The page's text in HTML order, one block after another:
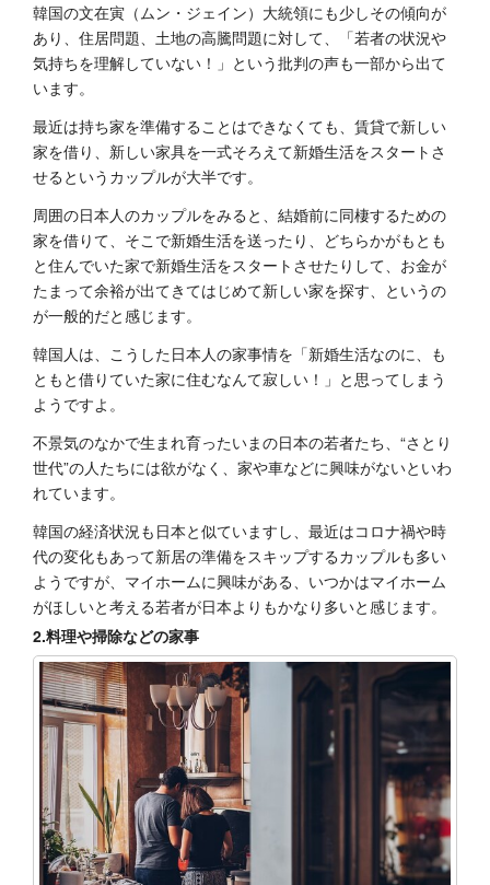
韓国の文在寅（ムン・ジェイン）大統領にも少しその傾向が
あり、住居問題、土地の高騰問題に対して、「若者の状況や
気持ちを理解していない！」という批判の声も一部から出て
います。
最近は持ち家を準備することはできなくても、賃貸で新しい
家を借り、新しい家具を一式そろえて新婚生活をスタートさ
せるというカップルが大半です。
周囲の日本人のカップルをみると、結婚前に同棲するための
家を借りて、そこで新婚生活を送ったり、どちらかがもとも
と住んでいた家で新婚生活をスタートさせたりして、お金が
たまって余裕が出てきてはじめて新しい家を探す、というの
が一般的だと感じます。
韓国人は、こうした日本人の家事情を「新婚生活なのに、も
ともと借りていた家に住むなんて寂しい！」と思ってしまう
ようですよ。
不景気のなかで生まれ育ったいまの日本の若者たち、“さとり
世代”の人たちには欲がなく、家や車などに興味がないといわ
れています。
韓国の経済状況も日本と似ていますし、最近はコロナ禍や時
代の変化もあって新居の準備をスキップするカップルも多い
ようですが、マイホームに興味がある、いつかはマイホーム
がほしいと考える若者が日本よりもかなり多いと感じます。
2.料理や掃除などの家事